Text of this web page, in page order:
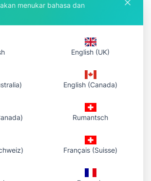
dijangka
Untuk isu segera, sila sertakan
dan sebanyak mungkin butiran.
menukar bahasa dan
English (UK)
English (Canada)
Rumantsch
Français (Suisse)